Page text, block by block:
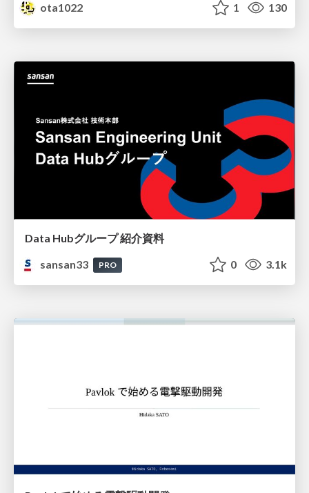
ota1022
1 130
Data Hubグループ 紹介資料
sansan33
PRO 0 3.1k